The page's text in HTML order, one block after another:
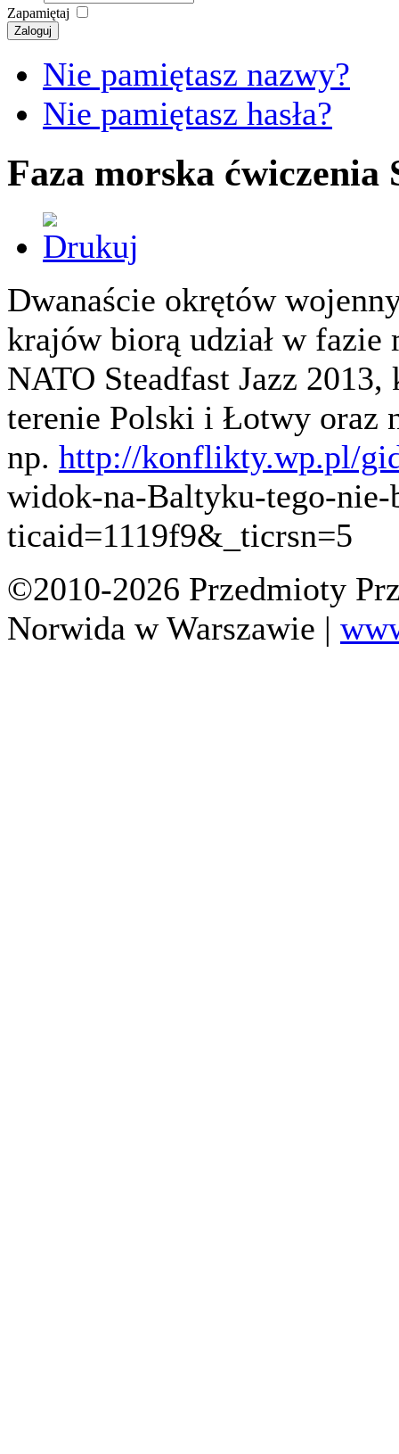
Zapamiętaj
Zaloguj
Nie pamiętasz nazwy?
Nie pamiętasz hasła?
Faza morska ćwiczenia
Dwanaście okrętów
krajów biorą udział w
NATO Steadfast Jazz 2013,
terenie Polski i Łotwy oraz
np. http://konflikty.wp.pl/
widok-na-Baltyku-tego-
ticaid=1119f9&_ticrsn=5
©2010-2026 Przedmioty
Norwida w Warszawie |